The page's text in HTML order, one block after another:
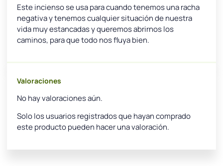
Este incienso se usa para cuando tenemos una racha
negativa y tenemos cualquier situación de nuestra
vida muy estancadas y queremos abrirnos los
caminos, para que todo nos fluya bien.
Valoraciones
No hay valoraciones aún.
Solo los usuarios registrados que hayan comprado
este producto pueden hacer una valoración.